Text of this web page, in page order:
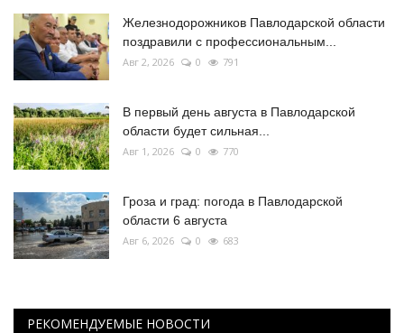
Железнодорожников Павлодарской области
поздравили с профессиональным...
Авг 2, 2026 0 791
В первый день августа в Павлодарской
области будет сильная...
Авг 1, 2026 0 770
Гроза и град: погода в Павлодарской
области 6 августа
Авг 6, 2026 0 683
РЕКОМЕНДУЕМЫЕ НОВОСТИ